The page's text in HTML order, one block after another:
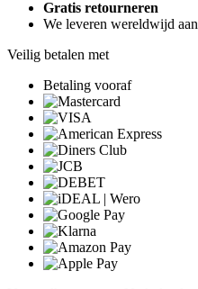
Gratis retourneren
We leveren wereldwijd aan
Veilig betalen met
Betaling vooraf